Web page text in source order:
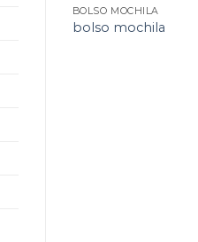
BOLSO MOCHILA
bolso mochila